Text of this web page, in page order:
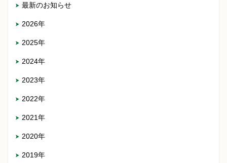
最新のお知らせ
2026年
2025年
2024年
2023年
2022年
2021年
2020年
2019年